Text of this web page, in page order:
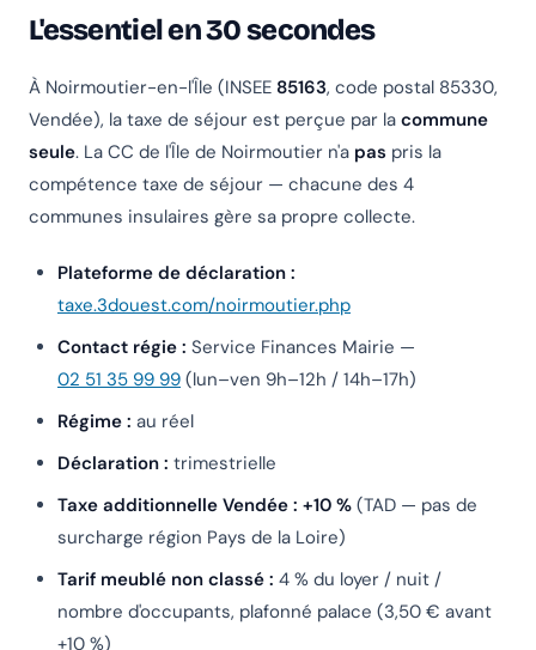
L'essentiel en 30 secondes
À Noirmoutier-en-l'Île (INSEE 85163, code postal 85330,
Vendée), la taxe de séjour est perçue par la commune
seule. La CC de l'Île de Noirmoutier n'a pas pris la
compétence taxe de séjour — chacune des 4
communes insulaires gère sa propre collecte.
Plateforme de déclaration :
taxe.3douest.com/noirmoutier.php
Contact régie : Service Finances Mairie —
02 51 35 99 99 (lun–ven 9h–12h / 14h–17h)
Régime : au réel
Déclaration : trimestrielle
Taxe additionnelle Vendée : +10 % (TAD — pas de
surcharge région Pays de la Loire)
Tarif meublé non classé : 4 % du loyer / nuit /
nombre d'occupants, plafonné palace (3,50 € avant
+10 %)